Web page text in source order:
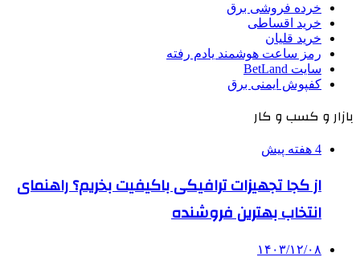
خرده فروشی برق
خرید اقساطی
خرید قلیان
رمز ساعت هوشمند یادم رفته
سایت BetLand
کفپوش ایمنی برق
بازار و کسب و کار
4 هفته پیش
از کجا تجهیزات ترافیکی باکیفیت بخریم؟ راهنمای
انتخاب بهترین فروشنده
۱۴۰۳/۱۲/۰۸